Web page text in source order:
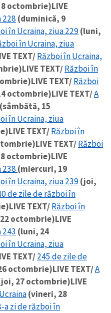
octombrie)LIVE
228 (duminică, 9
în Ucraina, ziua 229(luni,
în Ucraina, ziua
TEXT/Război în Ucraina,
LIVE TEXT/Război în
LIVE TEXT/Război
octombrie)LIVE TEXT/A
(sâmbătă, 15
în Ucraina, ziua
LIVE TEXT/Război în
LIVE TEXT/Război
octombrie)LIVE
238 (miercuri, 19
în Ucraina, ziua 239(joi,
de zile de război în
LIVE TEXT/Război în
octombrie)LIVE
243 (luni, 24
în Ucraina, ziua
TEXT/245 de zile de
octombrie)LIVE TEXT/A
27 octombrie)LIVE
(vineri, 28
a zi de război în